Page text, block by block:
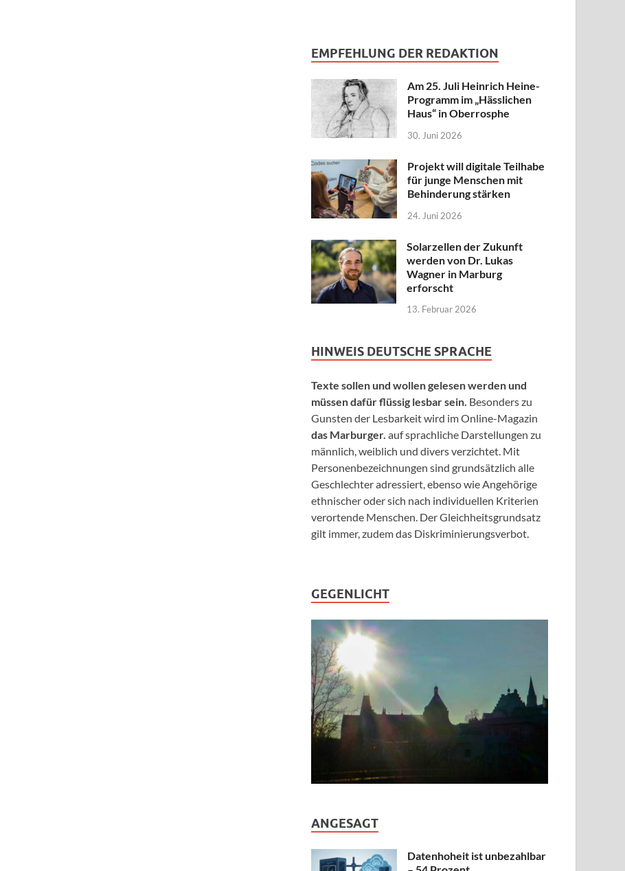
EMPFEHLUNG DER REDAKTION
Am 25. Juli Heinrich Heine-
Programm im „Hässlichen
Haus“ in Oberrosphe
30. Juni 2026
Projekt will digitale Teilhabe
für junge Menschen mit
Behinderung stärken
24. Juni 2026
Solarzellen der Zukunft
werden von Dr. Lukas
Wagner in Marburg
erforscht
13. Februar 2026
HINWEIS DEUTSCHE SPRACHE
Texte sollen und wollen gelesen werden und
müssen dafür flüssig lesbar sein. Besonders zu
Gunsten der Lesbarkeit wird im Online-Magazin
das Marburger. auf sprachliche Darstellungen zu
männlich, weiblich und divers verzichtet. Mit
Personenbezeichnungen sind grundsätzlich alle
Geschlechter adressiert, ebenso wie Angehörige
ethnischer oder sich nach individuellen Kriterien
verortende Menschen. Der Gleichheitsgrundsatz
gilt immer, zudem das Diskriminierungsverbot.
GEGENLICHT
ANGESAGT
Datenhoheit ist unbezahlbar